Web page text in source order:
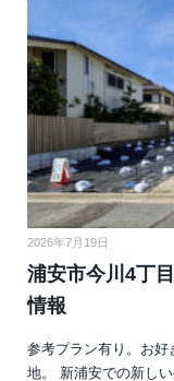
2026年7月19日
浦安市今川4丁
情報
参考プラン有り。お
地。 新浦安での新し